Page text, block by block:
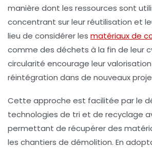
manière dont les ressources sont
concentrant sur leur réutilisation et
lieu de considérer les matériaux de
comme des déchets à la fin de leur
circularité encourage leur
réintégration dans de nouveaux
Cette approche est facilitée par le
technologies de tri et de recyclage
permettant de récupérer des
les chantiers de démolition. En